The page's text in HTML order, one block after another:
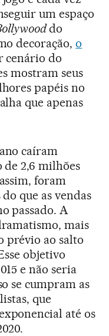
um espaço
do
decoração,o
cenário do
mostram seus
papéis no
que apenas
caíram
de 2,6 milhões
foram
que as vendas
passado. A
mais
prévio ao salto
objetivo
e não seria
se cumpram as
que
até os